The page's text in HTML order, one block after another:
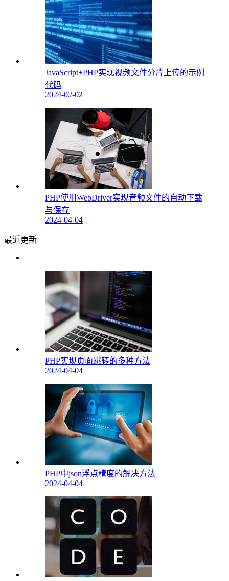
JavaScript+PHP实现视频文件分片上传的示例
代码
2024-02-02
PHP使用WebDriver实现音频文件的自动下载
与保存
2024-04-04
最近更新
PHP实现页面跳转的多种方法
2024-04-04
PHP中json浮点精度的解决方法
2024-04-04